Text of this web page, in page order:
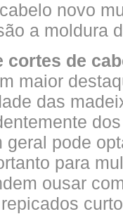
novo
a moldura
cortes de
maior
das
pode
para
ousar